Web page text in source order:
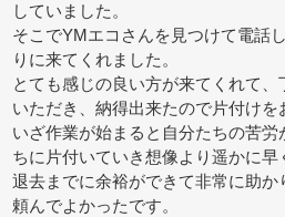
していました。
そこでYMエコさんを見つけて電話
りに来てくれました。
とても感じの良い方が来てくれて
いただき、納得出来たので片付けを
いざ作業が始まると自分たちの苦労
ちに片付いていき想像より遥かに早
退去までに余裕ができて非常に助か
頼んでよかったです。